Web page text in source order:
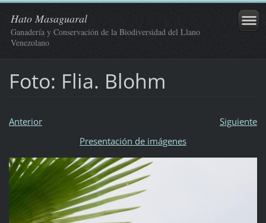
Hato Masaguaral
Ganadería y Conservación de la Biodiversidad del Llano
Venezolano
Foto: Flia. Blohm
Anterior
Siguiente
Presentación de imágenes